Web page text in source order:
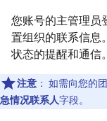
您账号的主管理员
置组织的联系信息
状态的提醒和通信。
注意 ： 如需向您的
急情况联系人字段。